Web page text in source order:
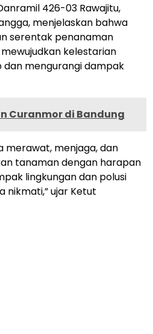
426-03 Rawajitu,
menjelaskan bahwa
serentak penanaman
kelestarian
dan mengurangi dampak
Curanmor di Bandung
merawat, menjaga, dan
tanaman dengan harapan
lingkungan dan polusi
nikmati,” ujar Ketut